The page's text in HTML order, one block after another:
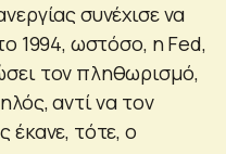
συνέχισε να
1994, ωστόσο, η Fed,
τον πληθωρισμό,
αντί να τον
έκανε, τότε, ο